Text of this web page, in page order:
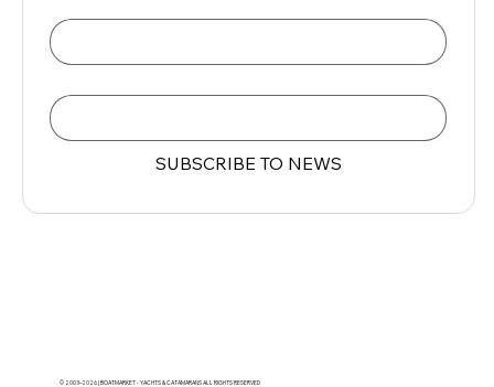
© 2003–2026 | BOATMARKET - YACHTS & CATAMARANS ALL RIGHTS RESERVED
SUBSCRIBE TO NEWS